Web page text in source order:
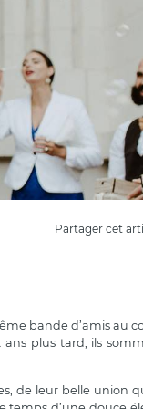
Partager cet
bande d’amis au
plus tard, ils
de leur belle union